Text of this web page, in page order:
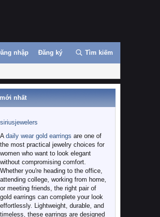
nhập Đăng ký Tìm kiếm
nhất
siriusjewelers
A daily wear gold earrings are one of
the most practical jewelry choices for
women who want to look elegant
without compromising comfort.
Whether you're heading to the office,
attending college, working from home,
or meeting friends, the right pair of
gold earrings can complete your look
effortlessly. Lightweight, durable, and
timeless, these earrings are designed